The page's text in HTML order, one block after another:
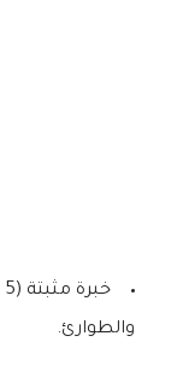
والطوارئ.